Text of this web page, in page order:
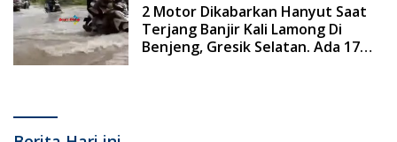
Maret 2, 2025
2 Motor Dikabarkan Hanyut Saat
Terjang Banjir Kali Lamong Di
Benjeng, Gresik Selatan. Ada 17